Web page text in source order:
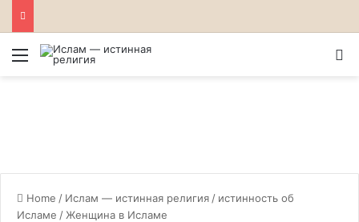
Menu
Home / Ислам — истинная религия / истинность об
Исламе / Женщина в Исламе